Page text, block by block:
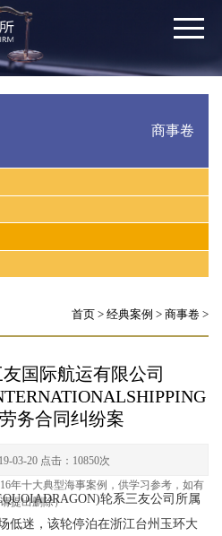
商事卷
首页 > 经典案例 > 商事卷 >
国际航运有限公司
务合同纠纷案
03-20 点击：10850次
年十大典型海事案例，供学习参考，如有
提出删除）
轮系三友公司所属
低迷，该轮停泊在浙江台州玉环大